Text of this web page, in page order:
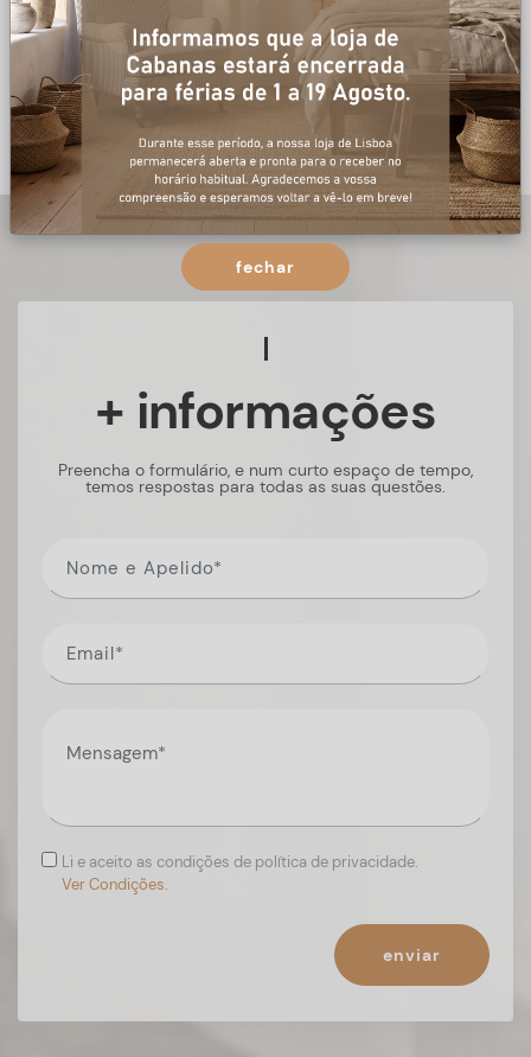
+ informações
Preencha o formulário, e num curto espaço de tempo,
temos respostas para todas as suas questões.
Li e aceito as condições de política de privacidade.
Ver Condições.
enviar
fechar